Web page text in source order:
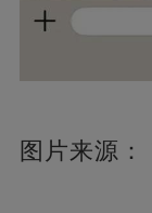
图片来源